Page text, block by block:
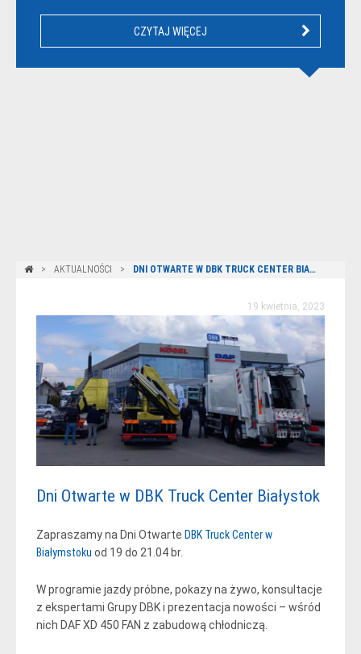
CZYTAJ WIĘCEJ
AKTUALNOŚCI DNI OTWARTE W DBK TRUCK CENTER BIAŁYSTOK
19 kwietnia, 2023
Dni Otwarte w DBK Truck Center Białystok
Zapraszamy na Dni Otwarte DBK Truck Center w
Białymstoku od 19 do 21.04 br.
W programie jazdy próbne, pokazy na żywo, konsultacje
z ekspertami Grupy DBK i prezentacja nowości – wśród
nich DAF XD 450 FAN z zabudową chłodniczą.